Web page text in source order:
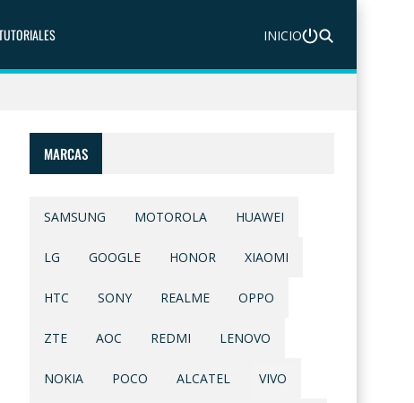
INICIO
MARCAS
SAMSUNG MOTOROLA HUAWEI
LG GOOGLE HONOR XIAOMI
HTC SONY REALME OPPO
ZTE AOC REDMI LENOVO
NOKIA POCO ALCATEL VIVO